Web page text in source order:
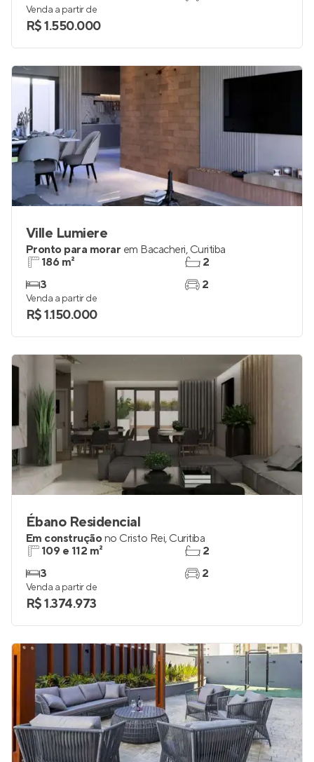
Venda a partir de
R$ 1.550.000
Ville Lumiere
Pronto para morar em Bacacheri, Curitiba
186 m²
3
2
2
Venda a partir de
R$ 1.150.000
Ébano Residencial
Em construçãono Cristo Rei, Curitiba
109 e 112 m²
3
2
2
Venda a partir de
R$ 1.374.973